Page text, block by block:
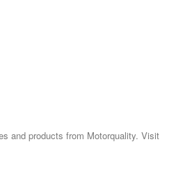
and products from Motorquality. Visit